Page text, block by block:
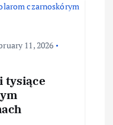
11, 2026
tysiące